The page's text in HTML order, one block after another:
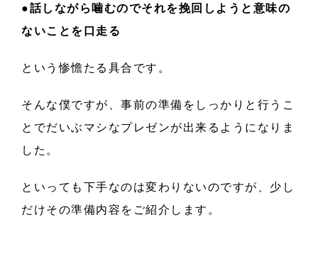
●話しながら噛むのでそれを挽回しようと意味の
ないことを口走る
という惨憺たる具合です。
そんな僕ですが、事前の準備をしっかりと行うこ
とでだいぶマシなプレゼンが出来るようになりま
した。
といっても下手なのは変わりないのですが、少し
だけその準備内容をご紹介します。